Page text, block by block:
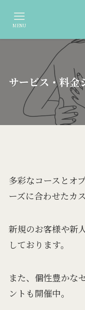
MENU
サービス・料金
多彩なコースとオ
ーズに合わせたカ
新規のお客様や新
しております。
また、個性豊かな
ントも開催中。